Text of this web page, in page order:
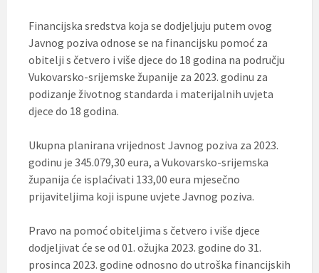
Financijska sredstva koja se dodjeljuju putem ovog
Javnog poziva odnose se na financijsku pomoć za
obitelji s četvero i više djece do 18 godina na području
Vukovarsko-srijemske županije za 2023. godinu za
podizanje životnog standarda i materijalnih uvjeta
djece do 18 godina.
Ukupna planirana vrijednost Javnog poziva za 2023.
godinu je 345.079,30 eura, a Vukovarsko-srijemska
županija će isplaćivati 133,00 eura mjesečno
prijaviteljima koji ispune uvjete Javnog poziva.
Pravo na pomoć obiteljima s četvero i više djece
dodjeljivat će se od 01. ožujka 2023. godine do 31.
prosinca 2023. godine odnosno do utroška financijskih